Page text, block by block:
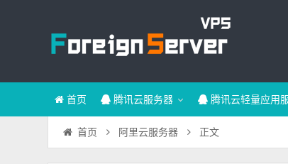
首页 腾讯云服务器 腾讯云轻量应用
首页 阿里云服务器 正文